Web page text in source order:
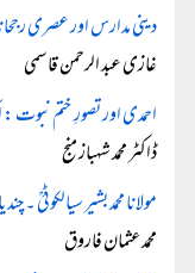
دینی مدارس اور عصری
غازی عبد الرحمن قاسمی
احمدی اور تصورِ ختم
ڈاکٹر محمد شہباز منج
مولانا محمد بشیر سیالکوٹیؒ ۔
محمد عثمان فاروق